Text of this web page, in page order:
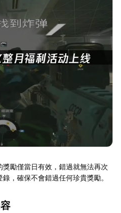
勵僅當日有效，錯過就無法再次
，確保不會錯過任何珍貴獎勵。